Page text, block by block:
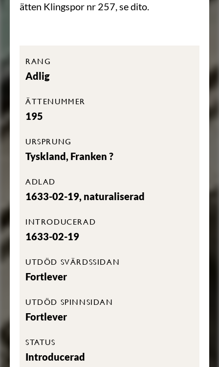
ätten Klingspor nr 257, se dito.
RANG
Adlig
ÄTTENUMMER
195
URSPRUNG
Tyskland, Franken ?
ADLAD
1633-02-19, naturaliserad
INTRODUCERAD
1633-02-19
UTDÖD SVÄRDSSIDAN
Fortlever
UTDÖD SPINNSIDAN
Fortlever
STATUS
Introducerad